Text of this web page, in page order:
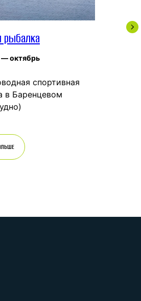
октябрь
спортивная
в Баренцевом